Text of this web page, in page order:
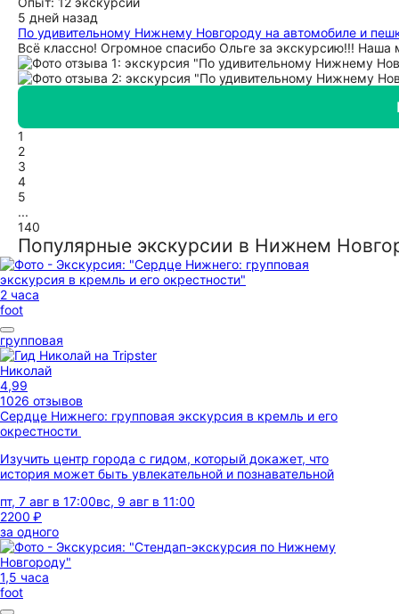
5 дней назад
По удивительному Нижнему Новгороду на автомобиле и
Всё классно! Огромное спасибо Ольге за экскурсию!!!
1
2
3
4
5
...
140
Популярные экскурсии в Нижнем
2 часа
foot
групповая
Николай
4,99
1026 отзывов
Сердце Нижнего: групповая экскурсия в кремль и его
окрестности
Изучить центр города с гидом, который докажет, что
история может быть увлекательной и познавательной
пт, 7 авг в 17:00вс, 9 авг в 11:00
2200 ₽
за одного
1,5 часа
foot